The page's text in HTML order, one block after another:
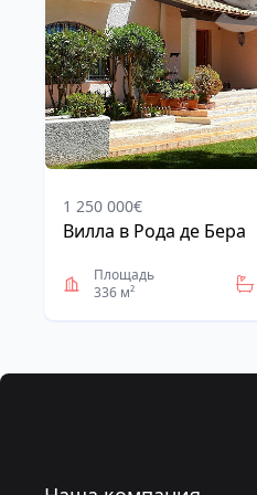
1 250 000€
Address
Вилла в Рода де Бера
Площадь
336 м²